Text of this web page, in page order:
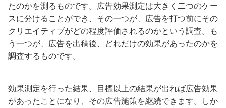
たのかを測るものです。広告効果測定は大きく二つのケー
スに分けることができ、その一つが、広告を打つ前にその
クリエイティブがどの程度評価されるのかという調査。も
う一つが、広告を出稿後、どれだけの効果があったのかを
調査するものです。
効果測定を行った結果、目標以上の結果が出れば広告効果
があったことになり、その広告施策を継続できます。しか